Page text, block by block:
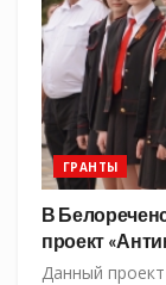
ГРАНТЫ
В
проект
Данный